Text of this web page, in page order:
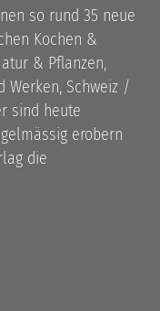
so rund 35 neue
Kochen &
& Pflanzen,
Werken, Schweiz /
sind heute
erobern
die